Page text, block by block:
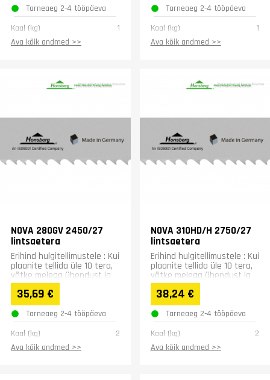
Tarneaeg 2-4 tööpäeva
Kaal (kg)
1
Ava kõik andmed >>
Tarneaeg 2-4 tööpäeva
Kaal (kg)
1
Ava kõik andmed >>
NOVA 280GV 2450/27
lintsaetera
Erihind hulgitellimustele : Kui
plaanite tellida üle 10 tera,
võtke meiega ühendust ja
saame pakkuda teile
erihinda:...
35,69 €
Tarneaeg 2-4 tööpäeva
Kaal (kg)
2
Ava kõik andmed >>
NOVA 310HD/H 2750/27
lintsaetera
Erihind hulgitellimustele : Kui
plaanite tellida üle 10 tera,
võtke meiega ühendust ja
saame pakkuda teile
erihinda:...
38,24 €
Tarneaeg 2-4 tööpäeva
Kaal (kg)
2
Ava kõik andmed >>